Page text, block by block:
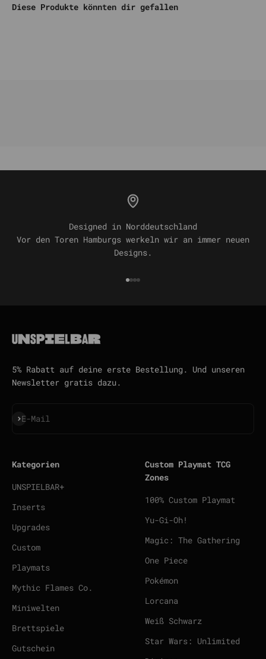
Diese Produkte könnten dir gefallen
Designed in Norddeutschland
Vor den Toren Hamburgs werkeln wir an immer neuen
Designs.
Gehe zu Element 1
Gehe zu Element 2
Gehe zu Element 3
Gehe zu Element 4
5% Rabatt auf deine erste Bestellung. Und unseren
Newsletter gratis dazu.
E-Mail
Abonnieren
Kategorien
UNSPIELBAR+
Inserts
Upgrades
Custom
Playmats
Mythic Flames Co.
Miniwelten
Brettspiele
Gutschein
Custom Playmat TCG
Zones
100% Custom Playmat
Yu-Gi-Oh!
Magic: The Gathering
One Piece
Pokémon
Lorcana
Weiß Schwarz
Star Wars: Unlimited